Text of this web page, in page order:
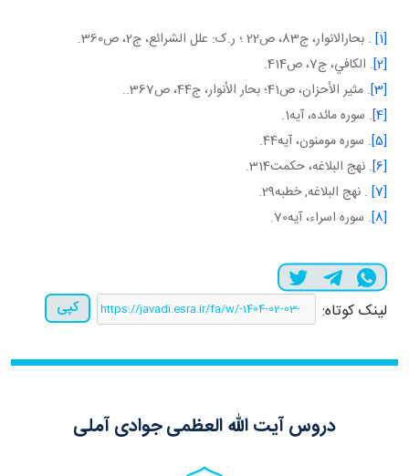
[1] . بحارالانوار، ج83، ص22 ؛ ر.ک: علل الشرائع، ج2، ص360.
[2] . الكافي، ج‏7، ص414.
[3]
. مثير الأحزان، ص41؛ بحار الأنوار، ج44، ص367..
[4] . سوره مائده، آيه1.
[5] . سوره مومنون، آيه44.
[6] . نهج البلاغه، حکمت314.
[7]
. نهج البلاغه, خطبه29.
[8] . سوره اسراء، آيه70.
لینک کوتاه: کپی
دروس آیت الله العظمی جوادی آملی